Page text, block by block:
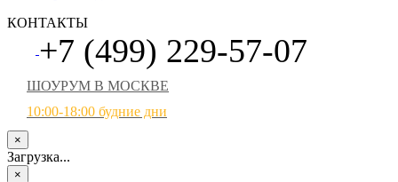
КОНТАКТЫ
+7 (499) 229-57-07
ШОУРУМ В МОСКВЕ
10:00-18:00 будние дни
×
Загрузка...
×